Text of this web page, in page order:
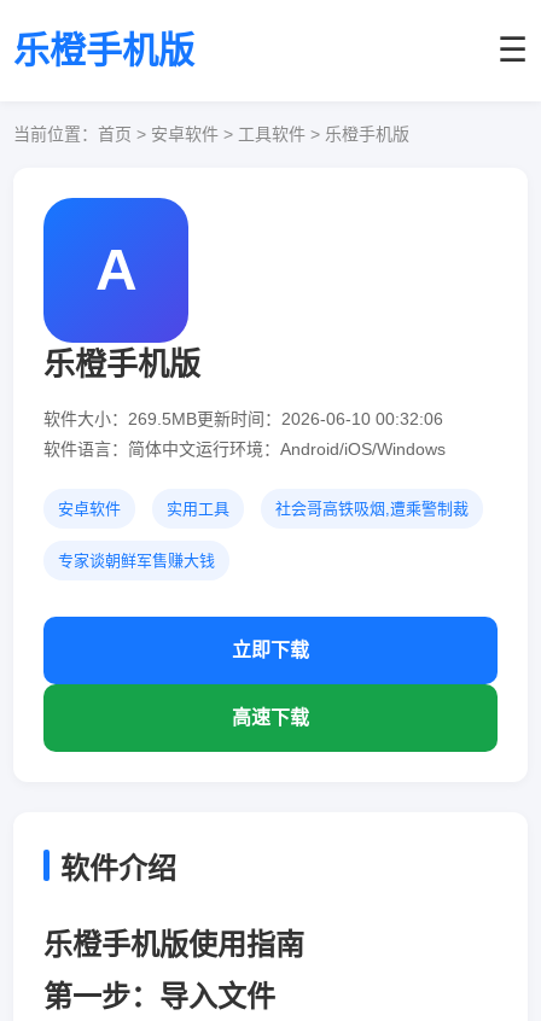
乐橙手机版 ☰
当前位置：首页 > 安卓软件 > 工具软件 > 乐橙手机版
A
乐橙手机版
软件大小：269.5MB更新时间：2026-06-10 00:32:06
软件语言：简体中文运行环境：Android/iOS/Windows
安卓软件 实用工具 社会哥高铁吸烟,遭乘警制裁
专家谈朝鲜军售赚大钱
立即下载
高速下载
软件介绍
乐橙手机版使用指南
第一步：导入文件